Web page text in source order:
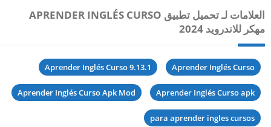
العلامات لـ تحميل تطبيق APRENDER INGLÉS CURSO
مهكر للاندرويد 2024
Aprender Inglés Curso
Aprender Inglés Curso 9.13.1
Aprender Inglés Curso apk
Aprender Inglés Curso Apk Mod
para aprender ingles cursos